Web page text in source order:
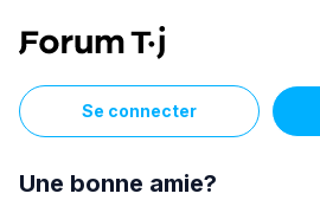
Se connecter
Une bonne amie?